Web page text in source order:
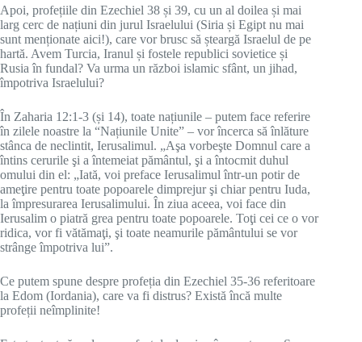
Apoi, profețiile din Ezechiel 38 și 39, cu un al doilea și mai
larg cerc de națiuni din jurul Israelului (Siria și Egipt nu mai
sunt menționate aici!), care vor brusc să șteargă Israelul de pe
hartă. Avem Turcia, Iranul și fostele republici sovietice și
Rusia în fundal? Va urma un război islamic sfânt, un jihad,
împotriva Israelului?
În Zaharia 12:1-3 (și 14), toate națiunile – putem face referire
în zilele noastre la “Națiunile Unite” – vor încerca să înlăture
stânca de neclintit, Ierusalimul. „Aşa vorbeşte Domnul care a
întins cerurile şi a întemeiat pământul, şi a întocmit duhul
omului din el: „Iată, voi preface Ierusalimul într-un potir de
ameţire pentru toate popoarele dimprejur şi chiar pentru Iuda,
la împresurarea Ierusalimului. În ziua aceea, voi face din
Ierusalim o piatră grea pentru toate popoarele. Toţi cei ce o vor
ridica, vor fi vătămaţi, şi toate neamurile pământului se vor
strânge împotriva lui”.
Ce putem spune despre profeția din Ezechiel 35-36 referitoare
la Edom (Iordania), care va fi distrus? Există încă multe
profeții neîmplinite!